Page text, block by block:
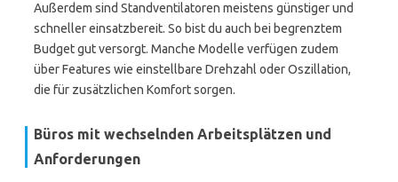
Außerdem sind Standventilatoren meistens günstiger und
schneller einsatzbereit. So bist du auch bei begrenztem
Budget gut versorgt. Manche Modelle verfügen zudem
über Features wie einstellbare Drehzahl oder Oszillation,
die für zusätzlichen Komfort sorgen.
Büros mit wechselnden Arbeitsplätzen und
Anforderungen